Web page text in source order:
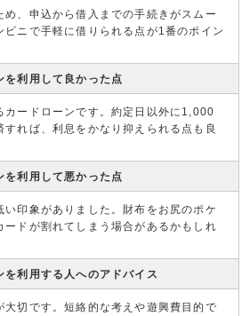
め、申込から借入までの手続きがスムー
ビニで手軽に借りられる点が1番のポイン
を利用して良かった点
カードローンです。約定日以外に1,000
すれば、利息をかなり抑えられる点も良
を利用して悪かった点
い印象がありました。財布をお尻のポケ
ードが割れてしまう場合があるかもしれ
利用する人へのアドバイス
大切です。短絡的な考えや遊興費目的で